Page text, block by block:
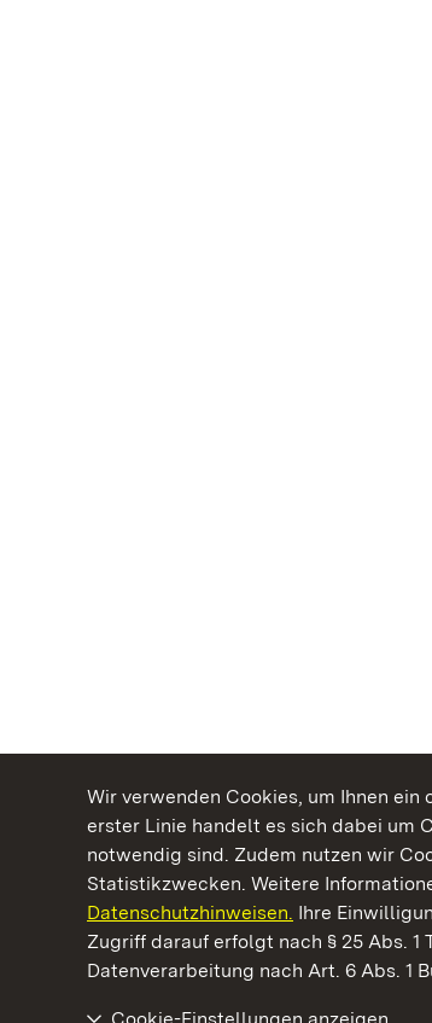
Wir verwenden Cookies, um Ihnen
erster Linie handelt es sich dabei um
notwendig sind. Zudem nutzen wir
Statistikzwecken. Weitere
Datenschutzhinweisen. Ihre
Zugriff darauf erfolgt nach § 25 Abs.
Datenverarbeitung nach Art. 6 Abs. 1
Kommen. Staunen. Genießen.